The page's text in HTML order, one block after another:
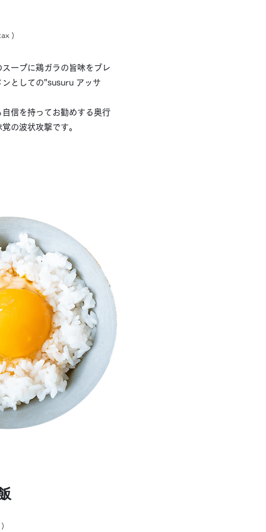
)
ープに鶏ガラの旨味をブレ
としての"susuru アッサ
信を持ってお勧めする奥行
の波状攻撃です。